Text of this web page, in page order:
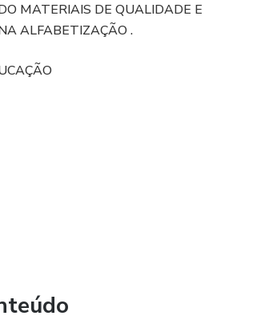
MATERIAIS DE QUALIDADE E
ALFABETIZAÇÃO .